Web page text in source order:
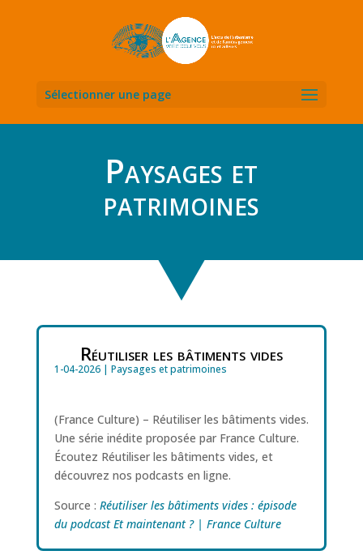
Sélectionner une page
Paysages et
patrimoines
Réutiliser les bâtiments vides
1-04-2026| Paysages et patrimoines
(France Culture) – Réutiliser les bâtiments vides.
Une série inédite proposée par France Culture.
Écoutez Réutiliser les bâtiments vides, et
découvrez nos podcasts en ligne.
Source : Réutiliser les bâtiments vides : épisode
du podcast Et maintenant ? | France Culture